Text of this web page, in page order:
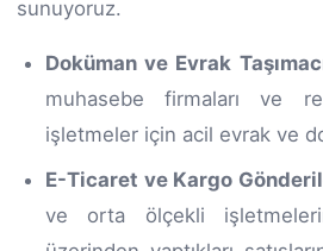
sunuyoruz.
Doküman ve Evrak
muhasebe firmaları ve
işletmeler için acil evrak ve
E-Ticaret ve Kargo
ve orta ölçekli